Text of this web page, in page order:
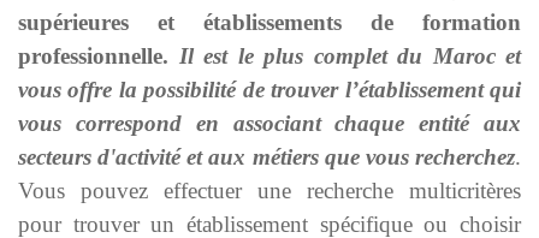
supérieures et établissements de formation
professionnelle. Il est le plus complet du Maroc et
vous offre la possibilité de trouver l’établissement qui
vous correspond en associant chaque entité aux
secteurs d'activité et aux métiers que vous recherchez.
Vous pouvez effectuer une recherche multicritères
pour trouver un établissement spécifique ou choisir